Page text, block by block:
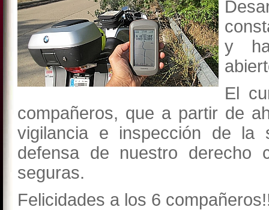
y
El
compañeros, que a partir de
vigilancia e inspección de la
defensa de nuestro derecho
seguras.
Felicidades a los 6